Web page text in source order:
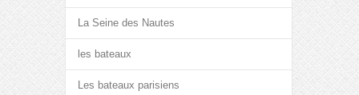
La Seine des Nautes
les bateaux
Les bateaux parisiens